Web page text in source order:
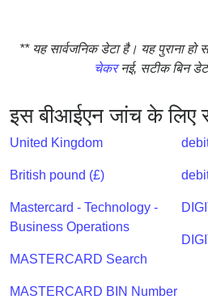
IP
BIN
/
Validator
** यह सार्वजनिक डेटा है। यह पुराना
चेकरनई, सटीक बिन
इस बीआईएन जांच के लिए
United Kingdom
British pound (£)
Mastercard - Technology -
Business Operations
MASTERCARD Search
MASTERCARD BIN Number